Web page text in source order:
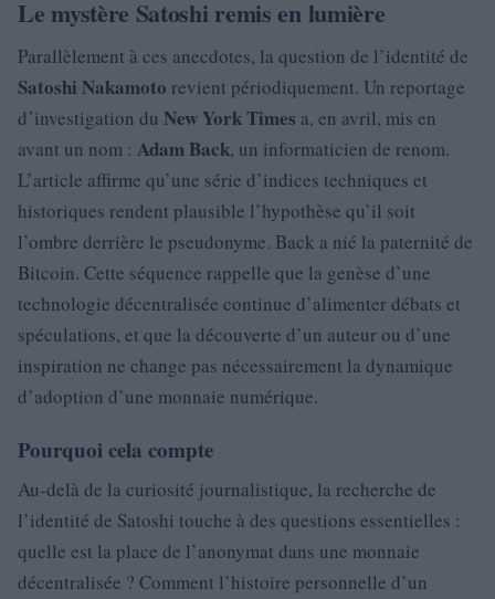
Le mystère Satoshi remis en lumière
Parallèlement à ces anecdotes, la question de l’identité de
Satoshi Nakamoto revient périodiquement. Un reportage
d’investigation du New York Times a, en avril, mis en
avant un nom : Adam Back, un informaticien de renom.
L’article affirme qu’une série d’indices techniques et
historiques rendent plausible l’hypothèse qu’il soit
l’ombre derrière le pseudonyme. Back a nié la paternité de
Bitcoin. Cette séquence rappelle que la genèse d’une
technologie décentralisée continue d’alimenter débats et
spéculations, et que la découverte d’un auteur ou d’une
inspiration ne change pas nécessairement la dynamique
d’adoption d’une monnaie numérique.
Pourquoi cela compte
Au-delà de la curiosité journalistique, la recherche de
l’identité de Satoshi touche à des questions essentielles :
quelle est la place de l’anonymat dans une monnaie
décentralisée ? Comment l’histoire personnelle d’un